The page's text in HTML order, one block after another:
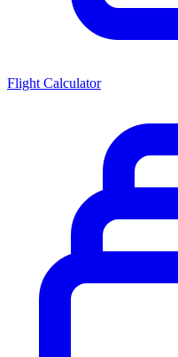
Flight Calculator